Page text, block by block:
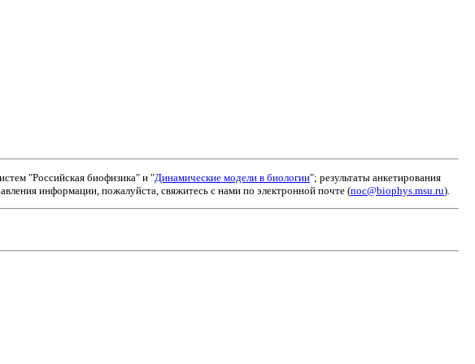
"Российская биофизика" и "Динамические модели в биологии"; результаты анкетирования
информации, пожалуйста, свяжитесь с нами по электронной почте (noc@biophys.msu.ru).